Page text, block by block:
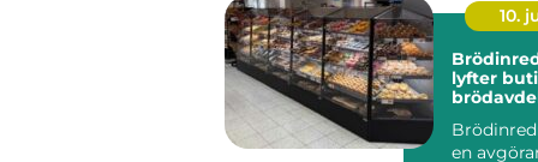
10.
lyfter
en